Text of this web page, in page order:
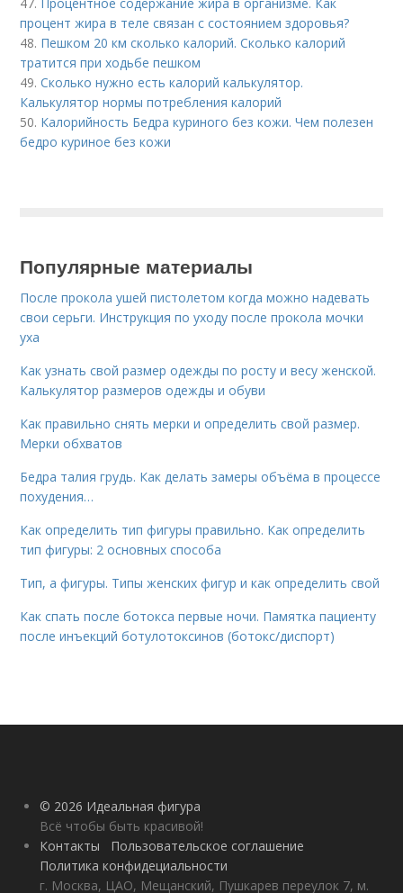
процент жира в теле связан с состоянием здоровья?
48. Пешком 20 км сколько калорий. Сколько калорий
тратится при ходьбе пешком
49.Сколько нужно есть калорий калькулятор.
Калькулятор нормы потребления калорий
50. Калорийность Бедра куриного без кожи. Чем полезен
бедро куриное без кожи
Популярные материалы
После прокола ушей пистолетом когда можно надевать
свои серьги. Инструкция по уходу после прокола мочки
уха
Как узнать свой размер одежды по росту и весу женской.
Калькулятор размеров одежды и обуви
Как правильно снять мерки и определить свой размер.
Мерки обхватов
Бедра талия грудь. Как делать замеры объёма в процессе
похудения…
Как определить тип фигуры правильно. Как определить
тип фигуры: 2 основных способа
Тип, а фигуры. Типы женских фигур и как определить свой
Как спать после ботокса первые ночи. Памятка пациенту
после инъекций ботулотоксинов (ботокс/диспорт)
© 2026 Идеальная фигура
Всё чтобы быть красивой!
Контакты
Пользовательское соглашение
Политика конфидециальности
г. Москва, ЦАО, Мещанский, Пушкарев переулок 7, м.